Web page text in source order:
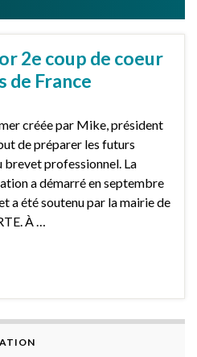
2e coup de coeur
de France
créée par Mike, président
de préparer les futurs
brevet professionnel. La
a démarré en septembre
a été soutenu par la mairie de
À …